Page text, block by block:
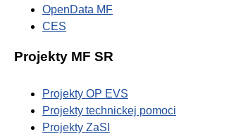
OpenData MF
CES
Projekty MF SR
Projekty OP EVS
Projekty technickej pomoci
Projekty ZaSI